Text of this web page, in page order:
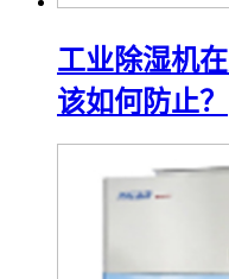
工业除湿机
该如何防止？